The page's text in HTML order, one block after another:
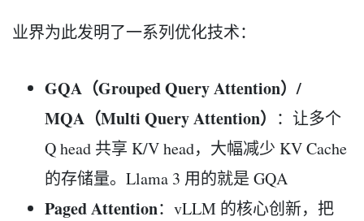
业界为此发明了一系列优化技术：
GQA（Grouped Query Attention）/
MQA（Multi Query Attention） ：让多个
Q head 共享 K/V head，大幅减少 KV Cache
的存储量。Llama 3 用的就是 GQA
Paged Attention：vLLM 的核心创新，把